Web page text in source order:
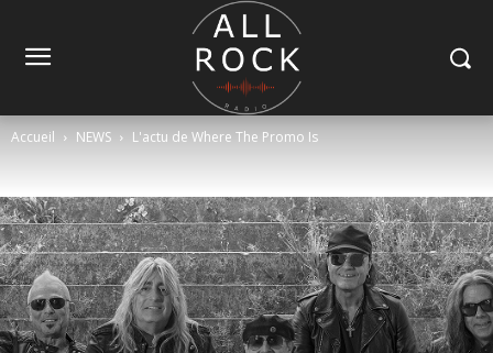
Accueil NEWS L'actu de Where The Promo Is